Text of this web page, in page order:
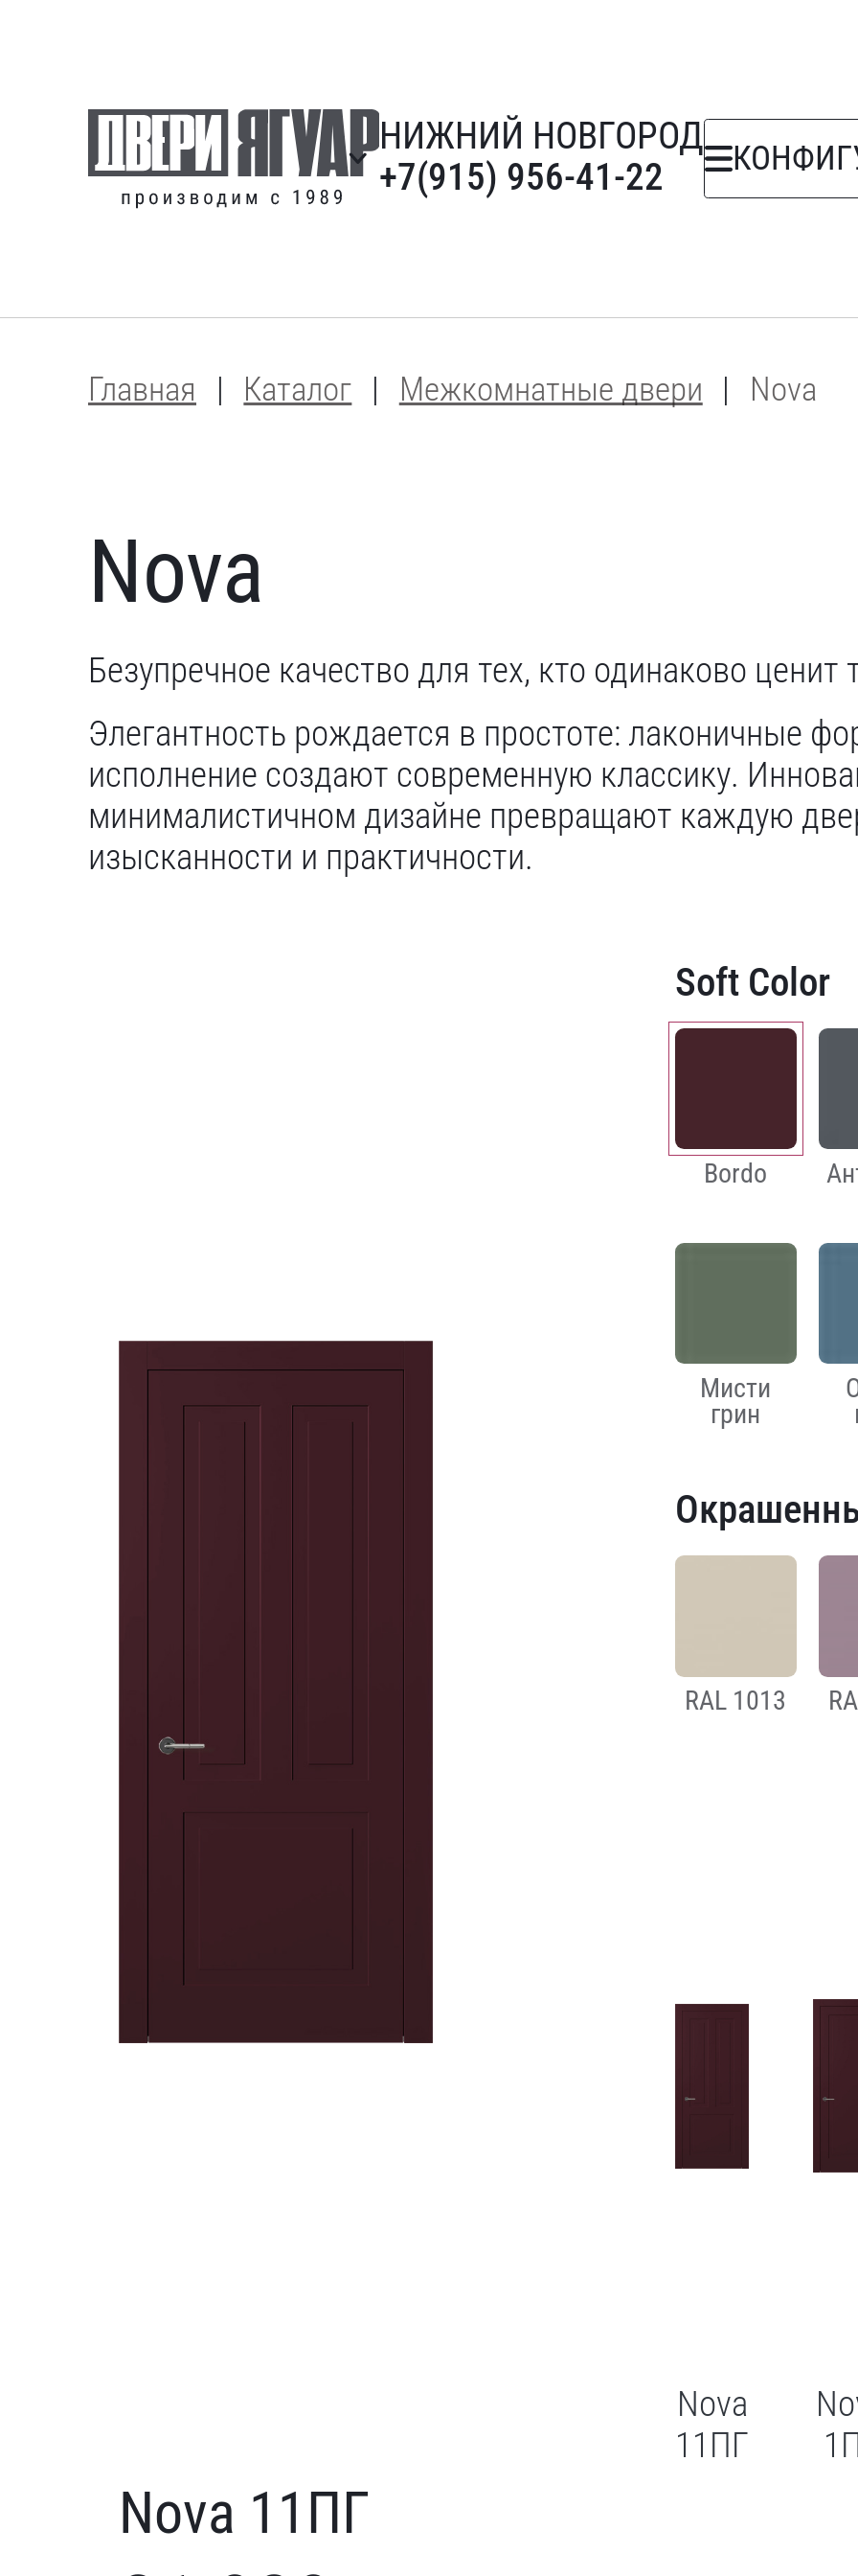
НИЖНИЙ НОВГОРОД
+7(915) 956-41-22
Главная Каталог Межкомнатные двери Nova
Nova
Безупречное качество для тех, кто одинаково
Элегантность рождается в простоте: лаконичные
исполнение создают современную классику.
минималистичном дизайне превращают каждую
изысканности и практичности.
Nova 11ПГ
Soft Color
Bordo
Мисти
грин
RAL 1013
Nova
11ПГ